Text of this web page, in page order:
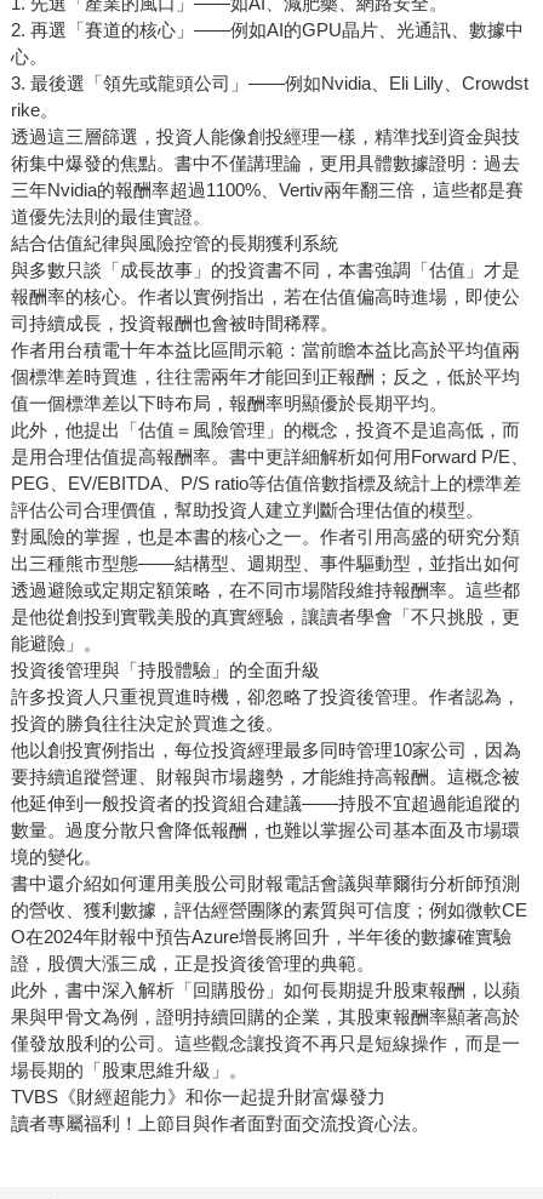
2. 再選「賽道的核心」——例如AI的GPU晶片、光通訊、數據中
心。
3. 最後選「領先或龍頭公司」——例如Nvidia、Eli Lilly、Crowdst
rike。
透過這三層篩選，投資人能像創投經理一樣，精準找到資金與技
術集中爆發的焦點。書中不僅講理論，更用具體數據證明：過去
三年Nvidia的報酬率超過1100%、Vertiv兩年翻三倍，這些都是賽
道優先法則的最佳實證。
結合估值紀律與風險控管的長期獲利系統
與多數只談「成長故事」的投資書不同，本書強調「估值」才是
報酬率的核心。作者以實例指出，若在估值偏高時進場，即使公
司持續成長，投資報酬也會被時間稀釋。
作者用台積電十年本益比區間示範：當前瞻本益比高於平均值兩
個標準差時買進，往往需兩年才能回到正報酬；反之，低於平均
值一個標準差以下時布局，報酬率明顯優於長期平均。
此外，他提出「估值＝風險管理」的概念，投資不是追高低，而
是用合理估值提高報酬率。書中更詳細解析如何用Forward P/E、
PEG、EV/EBITDA、P/S ratio等估值倍數指標及統計上的標準差
評估公司合理價值，幫助投資人建立判斷合理估值的模型。
對風險的掌握，也是本書的核心之一。作者引用高盛的研究分類
出三種熊市型態——結構型、週期型、事件驅動型，並指出如何
透過避險或定期定額策略，在不同市場階段維持報酬率。這些都
是他從創投到實戰美股的真實經驗，讓讀者學會「不只挑股，更
能避險」。
投資後管理與「持股體驗」的全面升級
許多投資人只重視買進時機，卻忽略了投資後管理。作者認為，
投資的勝負往往決定於買進之後。
他以創投實例指出，每位投資經理最多同時管理10家公司，因為
要持續追蹤營運、財報與市場趨勢，才能維持高報酬。這概念被
他延伸到一般投資者的投資組合建議——持股不宜超過能追蹤的
數量。過度分散只會降低報酬，也難以掌握公司基本面及市場環
境的變化。
書中還介紹如何運用美股公司財報電話會議與華爾街分析師預測
的營收、獲利數據，評估經營團隊的素質與可信度；例如微軟CE
O在2024年財報中預告Azure增長將回升，半年後的數據確實驗
證，股價大漲三成，正是投資後管理的典範。
此外，書中深入解析「回購股份」如何長期提升股東報酬，以蘋
果與甲骨文為例，證明持續回購的企業，其股東報酬率顯著高於
僅發放股利的公司。這些觀念讓投資不再只是短線操作，而是一
場長期的「股東思維升級」。
TVBS《財經超能力》和你一起提升財富爆發力
讀者專屬福利！上節目與作者面對面交流投資心法。